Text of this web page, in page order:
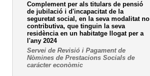
Complement per als titulars de pensió
de jubilació i d'incapacitat de la
seguretat social, en la seva modalitat no
contributiva, que tinguin la seva
residència en un habitatge llogat per a
l'any 2024
Servei de Revisió i Pagament de
Nòmines de Prestacions Socials de
carácter econòmic